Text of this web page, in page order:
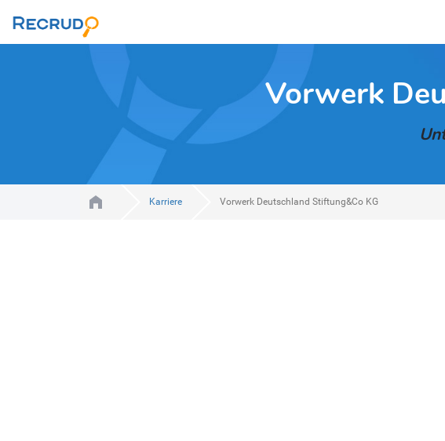
Vorwerk
Karriere Vorwerk Deutschland Stiftung&Co KG